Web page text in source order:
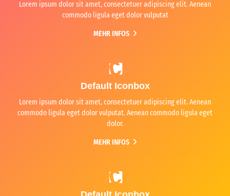
Lorem ipsum dolor sit amet, consectetuer adipiscing elit. Aenean
commodo ligula eget dolor vulputat
MEHR INFOS
Default Iconbox
Lorem ipsum dolor sit amet, consectetuer adipiscing elit. Aenean
commodo ligula eget dolor vulputat. Aenean commodo ligula eget
dolor.
MEHR INFOS